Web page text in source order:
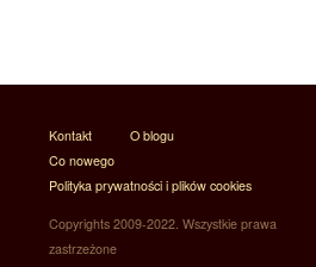
Kontakt
O blogu
Co nowego
Polityka prywatności i plików cookies
Copyrights 2009-2022. Wszystkie prawa
zastrzeżone